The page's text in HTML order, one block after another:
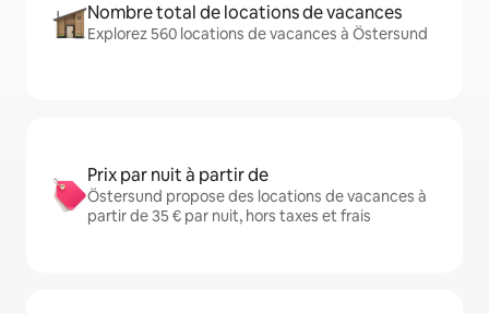
Nombre total de locations de vacances
Explorez 560 locations de vacances à Östersund
Prix par nuit à partir de
Östersund propose des locations de vacances à
partir de 35 € par nuit, hors taxes et frais